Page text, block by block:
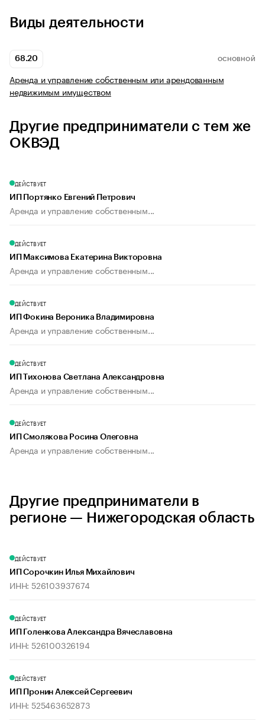
Виды деятельности
68.20 ОСНОВНОЙ
Аренда и управление собственным или арендованным
недвижимым имуществом
Другие предприниматели с тем же
ОКВЭД
ДЕЙСТВУЕТ
ИП Портянко Евгений Петрович
Аренда и управление собственным...
ДЕЙСТВУЕТ
ИП Максимова Екатерина Викторовна
Аренда и управление собственным...
ДЕЙСТВУЕТ
ИП Фокина Вероника Владимировна
Аренда и управление собственным...
ДЕЙСТВУЕТ
ИП Тихонова Светлана Александровна
Аренда и управление собственным...
ДЕЙСТВУЕТ
ИП Смолякова Росина Олеговна
Аренда и управление собственным...
Другие предприниматели в
регионе — Нижегородская область
ДЕЙСТВУЕТ
ИП Сорочкин Илья Михайлович
ИНН: 526103937674
ДЕЙСТВУЕТ
ИП Голенкова Александра Вячеславовна
ИНН: 526100326194
ДЕЙСТВУЕТ
ИП Пронин Алексей Сергеевич
ИНН: 525463652873